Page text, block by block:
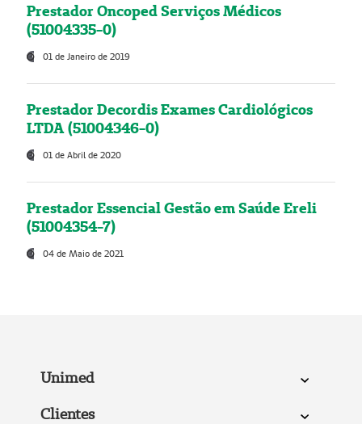
Prestador Oncoped Serviços Médicos
(51004335-0)
01 de Janeiro de 2019
Prestador Decordis Exames Cardiológicos
LTDA (51004346-0)
01 de Abril de 2020
Prestador Essencial Gestão em Saúde Ereli
(51004354-7)
04 de Maio de 2021
Unimed
Clientes